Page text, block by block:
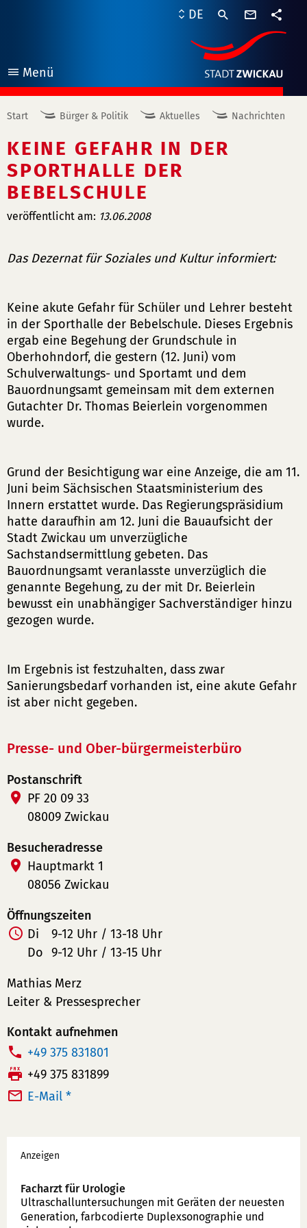
Menü
öffnen
DE
Start Bürger & Politik Aktuelles Nachrichten
KEINE GEFAHR IN DER
SPORTHALLE DER
BEBELSCHULE
veröffentlicht am: 13.06.2008
Das Dezernat für Soziales und Kultur informiert:
Keine akute Gefahr für Schüler und Lehrer besteht
in der Sporthalle der Bebelschule. Dieses Ergebnis
ergab eine Begehung der Grundschule in
Oberhohndorf, die gestern (12. Juni) vom
Schulverwaltungs- und Sportamt und dem
Bauordnungsamt gemeinsam mit dem externen
Gutachter Dr. Thomas Beierlein vorgenommen
wurde.
Grund der Besichtigung war eine Anzeige, die am 11.
Juni beim Sächsischen Staatsministerium des
Innern erstattet wurde. Das Regierungspräsidium
hatte daraufhin am 12. Juni die Bauaufsicht der
Stadt Zwickau um unverzügliche
Sachstandsermittlung gebeten. Das
Bauordnungsamt veranlasste unverzüglich die
genannte Begehung, zu der mit Dr. Beierlein
bewusst ein unabhängiger Sachverständiger hinzu
gezogen wurde.
Im Ergebnis ist festzuhalten, dass zwar
Sanierungsbedarf vorhanden ist, eine akute Gefahr
ist aber nicht gegeben.
Presse- und Ober-bürgermeisterbüro
Postanschrift
PF 20 09 33
08009 Zwickau
Besucheradresse
Hauptmarkt 1
08056 Zwickau
Öffnungszeiten
Di
9-12 Uhr / 13-18 Uhr
Do 9-12 Uhr / 13-15 Uhr
Mathias Merz
Leiter & Pressesprecher
Kontakt aufnehmen
T
e
l
n
u
m
+49 375 831801
F
a
+49 375 831899
E-Mail *
Werbung
Anzeigen
Facharzt für Urologie
Ultraschallunter­suchungen mit Geräten der neuesten
Generation, farbcodierte Duplex­sonographie und